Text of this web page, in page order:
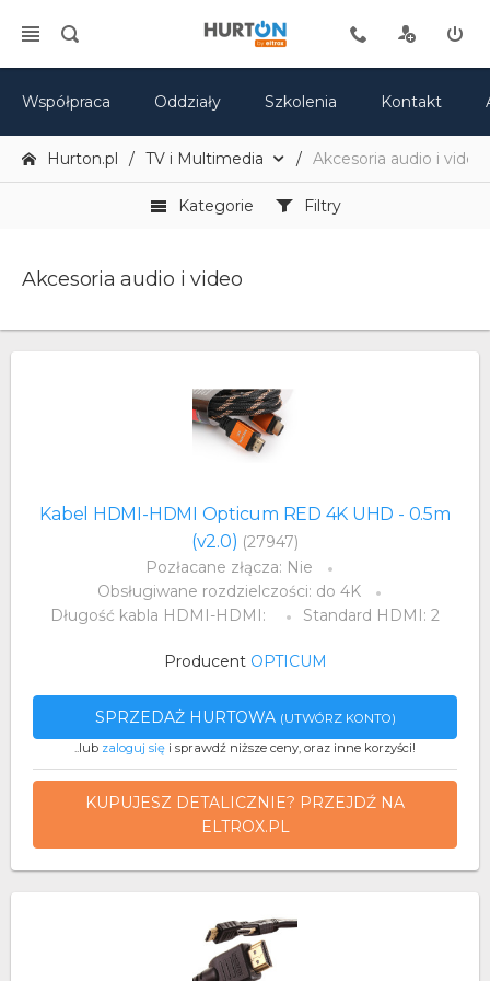
Współpraca Oddziały Szkolenia Kontakt
Hurton.pl TV i Multimedia Akcesoria audio i video
Kategorie Filtry
Akcesoria audio i video
Kabel HDMI-HDMI Opticum RED 4K UHD - 0.5m
(v2.0) (27947)
Pozłacane złącza: Nie
Obsługiwane rozdzielczości: do 4K
Długość kabla HDMI-HDMI:
Standard HDMI: 2
Producent OPTICUM
SPRZEDAŻ HURTOWA (UTWÓRZ KONTO)
..lub zaloguj się i sprawdź niższe ceny, oraz inne korzyści!
KUPUJESZ DETALICZNIE? PRZEJDŹ NA
ELTROX.PL